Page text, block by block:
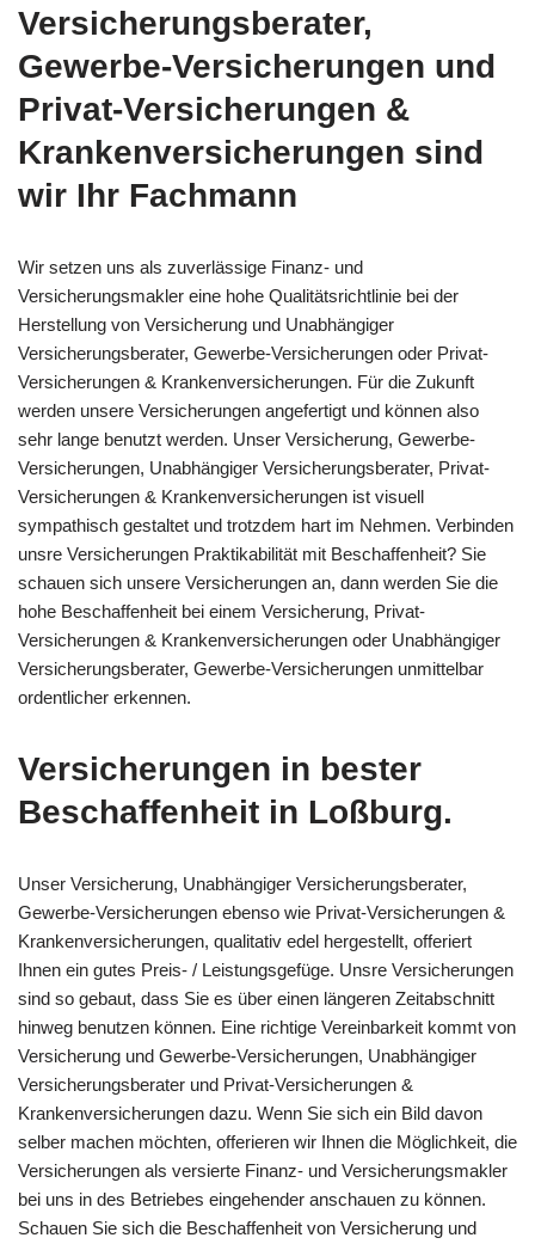
Versicherungsberater,
Gewerbe-Versicherungen und
Privat-Versicherungen &
Krankenversicherungen sind
wir Ihr Fachmann
Wir setzen uns als zuverlässige Finanz- und
Versicherungsmakler eine hohe Qualitätsrichtlinie bei der
Herstellung von Versicherung und Unabhängiger
Versicherungsberater, Gewerbe-Versicherungen oder Privat-
Versicherungen & Krankenversicherungen. Für die Zukunft
werden unsere Versicherungen angefertigt und können also
sehr lange benutzt werden. Unser Versicherung, Gewerbe-
Versicherungen, Unabhängiger Versicherungsberater, Privat-
Versicherungen & Krankenversicherungen ist visuell
sympathisch gestaltet und trotzdem hart im Nehmen. Verbinden
unsre Versicherungen Praktikabilität mit Beschaffenheit? Sie
schauen sich unsere Versicherungen an, dann werden Sie die
hohe Beschaffenheit bei einem Versicherung, Privat-
Versicherungen & Krankenversicherungen oder Unabhängiger
Versicherungsberater, Gewerbe-Versicherungen unmittelbar
ordentlicher erkennen.
Versicherungen in bester
Beschaffenheit in Loßburg.
Unser Versicherung, Unabhängiger Versicherungsberater,
Gewerbe-Versicherungen ebenso wie Privat-Versicherungen &
Krankenversicherungen, qualitativ edel hergestellt, offeriert
Ihnen ein gutes Preis- / Leistungsgefüge. Unsre Versicherungen
sind so gebaut, dass Sie es über einen längeren Zeitabschnitt
hinweg benutzen können. Eine richtige Vereinbarkeit kommt von
Versicherung und Gewerbe-Versicherungen, Unabhängiger
Versicherungsberater und Privat-Versicherungen &
Krankenversicherungen dazu. Wenn Sie sich ein Bild davon
selber machen möchten, offerieren wir Ihnen die Möglichkeit, die
Versicherungen als versierte Finanz- und Versicherungsmakler
bei uns in des Betriebes eingehender anschauen zu können.
Schauen Sie sich die Beschaffenheit von Versicherung und